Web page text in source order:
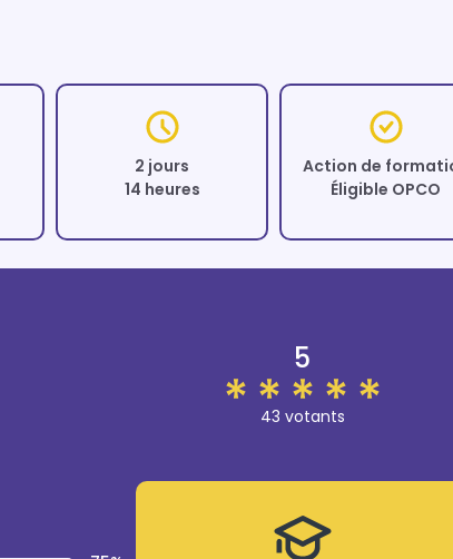
2 jours
14 heures
Action de
Éligible OPCO
5
43 votants